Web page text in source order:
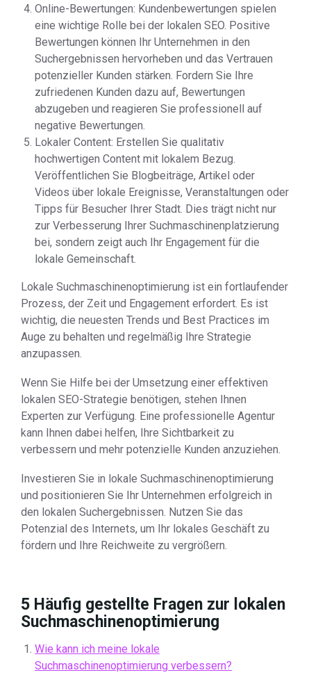
Online-Bewertungen: Kundenbewertungen spielen
eine wichtige Rolle bei der lokalen SEO. Positive
Bewertungen können Ihr Unternehmen in den
Suchergebnissen hervorheben und das Vertrauen
potenzieller Kunden stärken. Fordern Sie Ihre
zufriedenen Kunden dazu auf, Bewertungen
abzugeben und reagieren Sie professionell auf
negative Bewertungen.
Lokaler Content: Erstellen Sie qualitativ
hochwertigen Content mit lokalem Bezug.
Veröffentlichen Sie Blogbeiträge, Artikel oder
Videos über lokale Ereignisse, Veranstaltungen oder
Tipps für Besucher Ihrer Stadt. Dies trägt nicht nur
zur Verbesserung Ihrer Suchmaschinenplatzierung
bei, sondern zeigt auch Ihr Engagement für die
lokale Gemeinschaft.
Lokale Suchmaschinenoptimierung ist ein fortlaufender
Prozess, der Zeit und Engagement erfordert. Es ist
wichtig, die neuesten Trends und Best Practices im
Auge zu behalten und regelmäßig Ihre Strategie
anzupassen.
Wenn Sie Hilfe bei der Umsetzung einer effektiven
lokalen SEO-Strategie benötigen, stehen Ihnen
Experten zur Verfügung. Eine professionelle Agentur
kann Ihnen dabei helfen, Ihre Sichtbarkeit zu
verbessern und mehr potenzielle Kunden anzuziehen.
Investieren Sie in lokale Suchmaschinenoptimierung
und positionieren Sie Ihr Unternehmen erfolgreich in
den lokalen Suchergebnissen. Nutzen Sie das
Potenzial des Internets, um Ihr lokales Geschäft zu
fördern und Ihre Reichweite zu vergrößern.
5 Häufig gestellte Fragen zur lokalen
Suchmaschinenoptimierung
Wie kann ich meine lokale
Suchmaschinenoptimierung verbessern?